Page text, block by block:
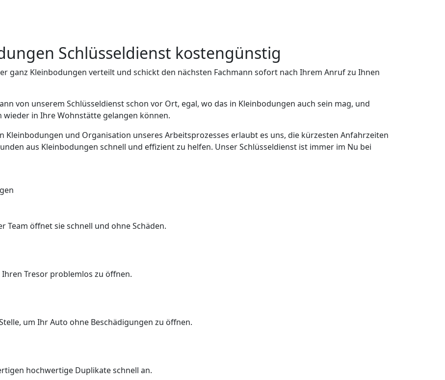
Schlüsseldienst kostengünstig
ganz Kleinbodungen verteilt und schickt den nächsten Fachmann sofort nach Ihrem Anruf zu Ihnen
von unserem Schlüsseldienst schon vor Ort, egal, wo das in Kleinbodungen auch sein mag, und
wieder in Ihre Wohnstätte gelangen können.
und Organisation unseres Arbeitsprozesses erlaubt es uns, die kürzesten Anfahrzeiten
aus Kleinbodungen schnell und effizient zu helfen. Unser Schlüsseldienst ist immer im Nu bei
Team öffnet sie schnell und ohne Schäden.
Ihren Tresor problemlos zu öffnen.
um Ihr Auto ohne Beschädigungen zu öffnen.
hochwertige Duplikate schnell an.